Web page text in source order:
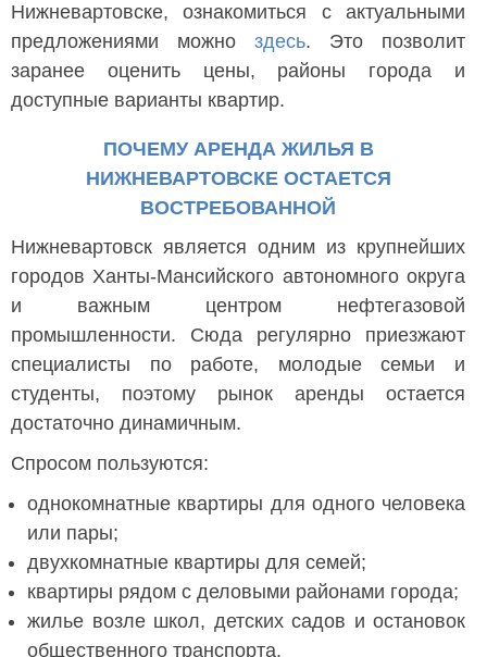
Нижневартовске, ознакомиться с актуальными
предложениями можно здесь. Это позволит
заранее оценить цены, районы города и
доступные варианты квартир.
ПОЧЕМУ АРЕНДА ЖИЛЬЯ В
НИЖНЕВАРТОВСКЕ ОСТАЕТСЯ
ВОСТРЕБОВАННОЙ
Нижневартовск является одним из крупнейших
городов Ханты-Мансийского автономного округа
и важным центром нефтегазовой
промышленности. Сюда регулярно приезжают
специалисты по работе, молодые семьи и
студенты, поэтому рынок аренды остается
достаточно динамичным.
Спросом пользуются:
однокомнатные квартиры для одного человека
или пары;
двухкомнатные квартиры для семей;
квартиры рядом с деловыми районами города;
жилье возле школ, детских садов и остановок
общественного транспорта.